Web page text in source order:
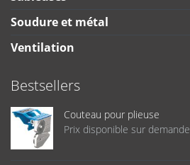
Soudure et métal
Ventilation
Bestsellers
Couteau pour plieuse
Prix disponible sur demande